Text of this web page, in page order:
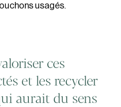
usagés.
ces
et les recycler
aurait du sens